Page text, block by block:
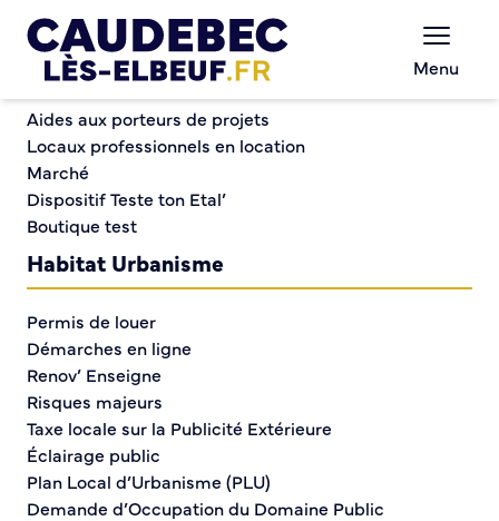
Menu
Duoday : c’est parti !
Duoday : c’est parti !
Chèques-cadeaux municipaux – Soutenez le
Aides aux porteurs de projets
Locaux professionnels en location
Marché
Dispositif Teste ton Etal’
Boutique test
Habitat Urbanisme
Permis de louer
Démarches en ligne
Renov’ Enseigne
Risques majeurs
Taxe locale sur la Publicité Extérieure
Éclairage public
Plan Local d’Urbanisme (PLU)
Demande d’Occupation du Domaine Public